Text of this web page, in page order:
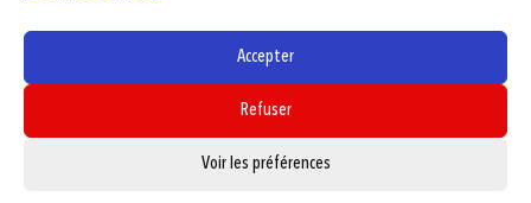
Accepter
Refuser
Voir les préférences
Politique de confidentialité
Politique de cookies
Mentions légales
SUIVEZ NOUS